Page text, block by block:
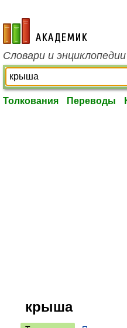
academic.ru
Словари и
Толкования Переводы
крыша